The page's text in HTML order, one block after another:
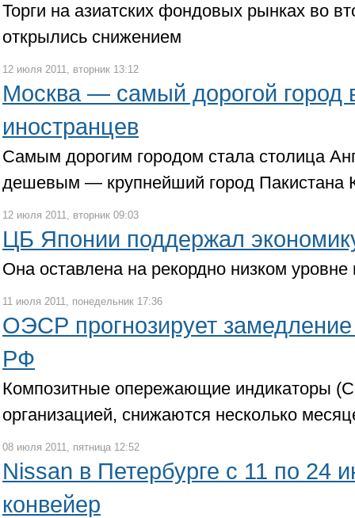
Торги на азиатских фондовых рынках во
открылись снижением
12 июля 2011, вторник 13:12
Москва — самый дорогой город
иностранцев
Самым дорогим городом стала столица
дешевым — крупнейший город Пакистана
12 июля 2011, вторник 09:03
ЦБ Японии поддержал
Она оставлена на рекордно низком уровне
11 июля 2011, понедельник 17:36
ОЭСР прогнозирует
РФ
Композитные опережающие индикаторы
организацией, снижаются несколько
08 июля 2011, пятница 12:52
Nissan в Петербурге с 11 по 24
конвейер